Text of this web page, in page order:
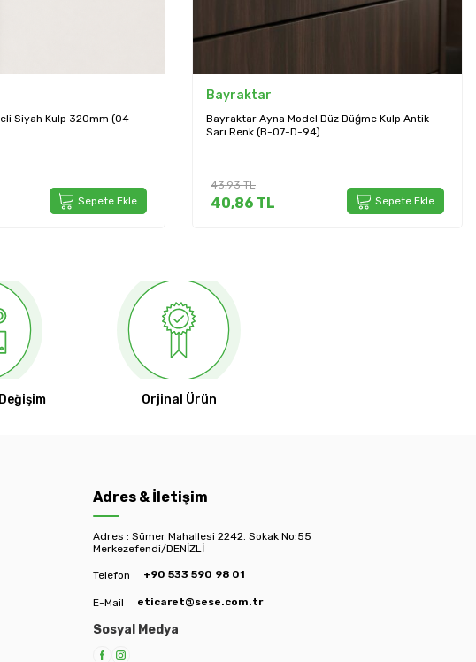
Siyah Kulp 320mm (04-
Sepete Ekle
Bayraktar
Bayraktar Ayna Model Düz Düğme Kulp Antik
Sarı Renk (B-07-D-94)
43,93TL
40,86 TL Sepete Ekle
Orjinal Ürün
Adres & İletişim
Adres : Sümer Mahallesi 2242. Sokak No:55
Merkezefendi/DENİZLİ
Telefon +90 533 590 98 01
E-Mail eticaret@sese.com.tr
Sosyal Medya